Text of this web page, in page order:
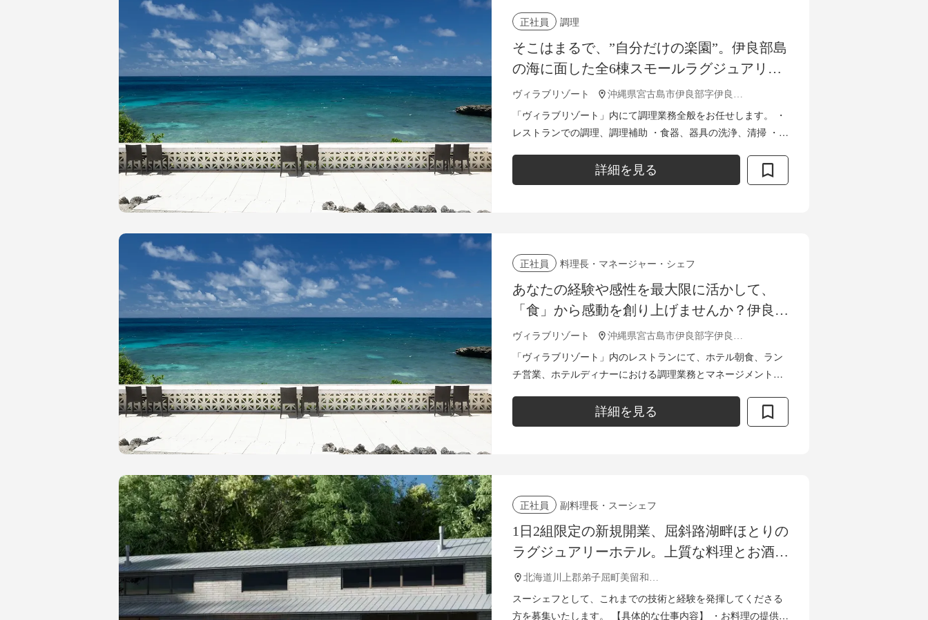
正社員 調理
そこはまるで、”自分だけの楽園”。伊良部島
の海に面した全6棟スモールラグジュアリ
ー。極上の体験を「食」から創り上げる調理
スタッフ募集
ヴィラブリゾート 沖縄県宮古島市伊良部字伊良部817
「ヴィラブリゾート」内にて調理業務全般をお任せします。 ・
レストランでの調理、調理補助 ・食器、器具の洗浄、清掃 ・食
詳細を見る
正社員 料理長・マネージャー・シェフ
あなたの経験や感性を最大限に活かして、
「食」から感動を創り上げませんか？伊良部
島のオーシャンフロントにたたずむ、全6棟
のヴィラリゾートで料理長募集！
ヴィラブリゾート 沖縄県宮古島市伊良部字伊良部817
「ヴィラブリゾート」内のレストランにて、ホテル朝食、ラン
チ営業、ホテルディナーにおける調理業務とマネージメント業
ラン営業における調理...詳細を見る
正社員 副料理長・スーシェフ
1日2組限定の新規開業、屈斜路湖畔ほとりの
ラグジュアリーホテル。上質な料理とお酒
で、お客様に最上級のおもてなしを提供する
スーシェフを募集。
北海道川上郡弟子屈町美留和1-21
スーシェフとして、これまでの技術と経験を発揮してくださる
方を募集いたします。 【具体的な仕事内容】 ・お料理の提供